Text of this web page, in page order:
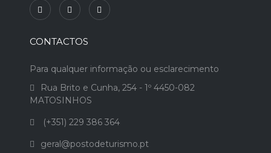
CONTACTOS
Para qualquer informação ou esclarecimento
Rua Brito e Cunha, 254 - 1º 4450-082
MATOSINHOS
(+351) 229 386 364
geral@postodeturismo.pt